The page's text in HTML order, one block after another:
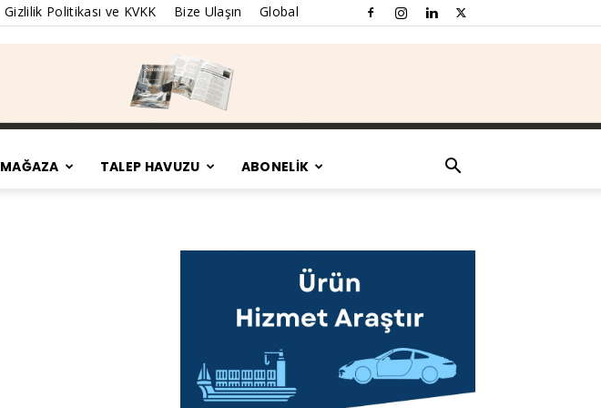
Gizlilik Politikası ve KVKK Bize Ulaşın Global
MAĞAZA TALEP HAVUZU ABONELİK